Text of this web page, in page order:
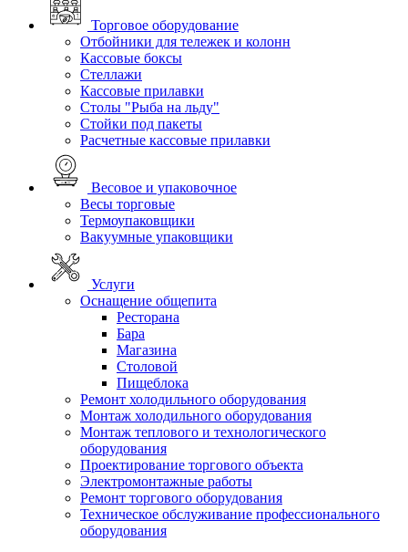
Торговое оборудование
Отбойники для тележек и колонн
Кассовые боксы
Стеллажи
Кассовые прилавки
Столы "Рыба на льду"
Стойки под пакеты
Расчетные кассовые прилавки
Весовое и упаковочное
Весы торговые
Термоупаковщики
Вакуумные упаковщики
Услуги
Оснащение общепита
Ресторана
Бара
Магазина
Столовой
Пищеблока
Ремонт холодильного оборудования
Монтаж холодильного оборудования
Монтаж теплового и технологического
оборудования
Проектирование торгового объекта
Электромонтажные работы
Ремонт торгового оборудования
Техническое обслуживание профессионального
оборудования